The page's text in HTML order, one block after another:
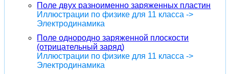
Поле двух разноименно заряженных пластин
Иллюстрации по физике для 11 класса ->
Электродинамика
Поле однородно заряженной плоскости
(отрицательный заряд)
Иллюстрации по физике для 11 класса ->
Электродинамика